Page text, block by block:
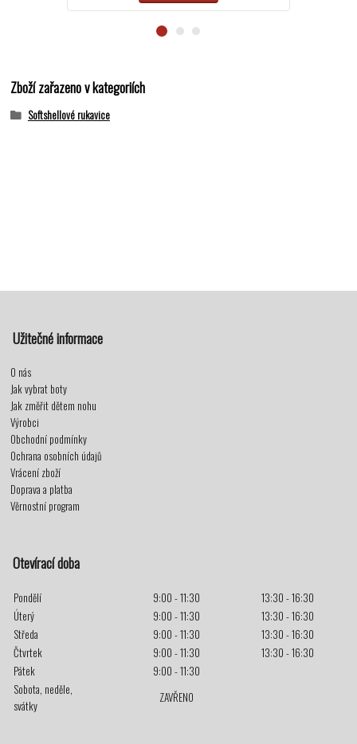
Zboží zařazeno v kategoriích
Softshellové rukavice
Užitečné informace
O nás
Jak vybrat boty
Jak změřit dětem nohu
Výrobci
Obchodní podmínky
Ochrana osobních údajů
Vrácení zboží
Doprava a platba
Věrnostní program
Otevírací doba
Pondělí 9:00 - 11:30
13:30 - 16:30
Úterý
9:00 - 11:30
13:30 - 16:30
Středa
9:00 - 11:30
13:30 - 16:30
Čtvrtek
9:00 - 11:30
13:30 - 16:30
Pátek
9:00 - 11:30
Sobota, neděle,
svátky
ZAVŘENO